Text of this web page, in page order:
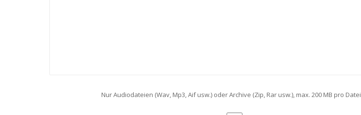
Nur Audiodateien (Wav, Mp3, Aif usw.) oder Archive (Zip, Rar usw.), max. 200 MB pro Datei